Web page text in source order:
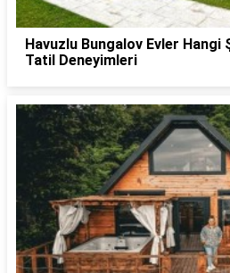
Havuzlu Bungalov Evler Hangi
Tatil Deneyimleri